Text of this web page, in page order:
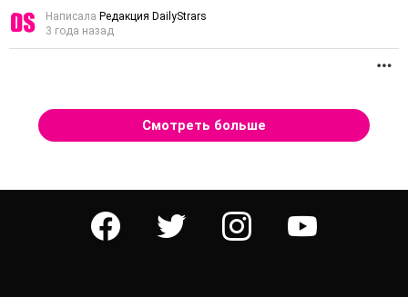
Написала Редакция DailyStrars
3 года назад
Смотреть больше
facebook twitter instagram